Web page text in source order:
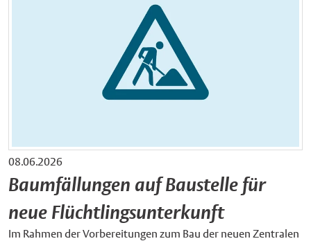
08.06.2026
Baumfällungen auf Baustelle für
neue Flüchtlingsunterkunft
Im Rahmen der Vorbereitungen zum Bau der neuen Zentralen